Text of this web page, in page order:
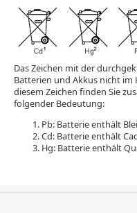
Das Zeichen mit der
Batterien und Akkus nicht
diesem Zeichen finden Sie
folgender Bedeutung:
Pb: Batterie enthält Blei
Cd: Batterie enthält
Hg: Batterie enthält